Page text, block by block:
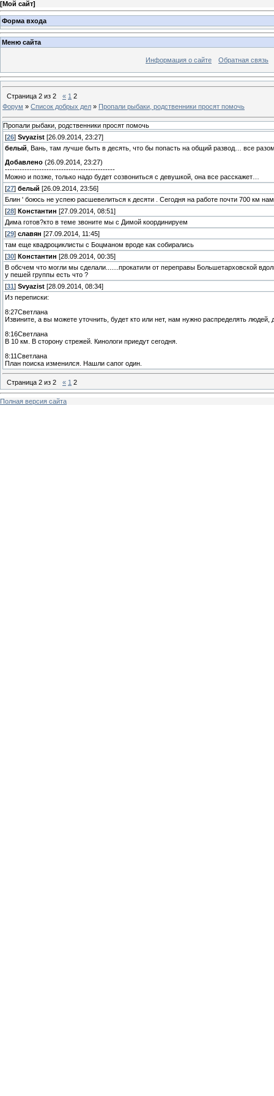
[Мой сайт]
Форма входа
Меню сайта
Информация о сайте Обратная связь
Страница 2 из 2 « 1 2
Форум » Список добрых дел » Пропали рыбаки, родственники просят помочь
Пропали рыбаки, родственники просят помочь
[26] Svyazist [26.09.2014, 23:27]
белый , Вань, там лучше быть в десять, что бы попасть на общий развод… все
Добавлено (26.09.2014, 23:27)
---------------------------------------------
Можно и позже, только надо будет созвониться с девушкой, она все расскажет…
[27] белый [26.09.2014, 23:56]
Блин ' боюсь не успею расшевелиться к десяти . Сегодня на работе почти 700 км
[28] Константин [27.09.2014, 08:51]
Дима готов?кто в теме звоните мы с Димой координируем
[29] славян [27.09.2014, 11:45]
там еще квадроциклисты с Боцманом вроде как собирались
[30] Константин [28.09.2014, 00:35]
В обсчем что могли мы сделали.......прокатили от переправы Большетарховской
у пешей группы есть что ?
[31 ] Svyazist [28.09.2014, 08:34]
Из переписки:
8:27Светлана
Извините, а вы можете уточнить, будет кто или нет, нам нужно распределять людей,
8:16Светлана
В 10 км. В сторону стрежей. Кинологи приедут сегодня.
8:11Светлана
План поиска изменился. Нашли сапог один.
Страница 2 из 2 « 1 2
Полная версия сайта